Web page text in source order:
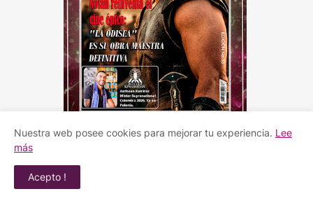
Nuestra web posee cookies para mejorar tu experiencia. Lee
más
Acepto !